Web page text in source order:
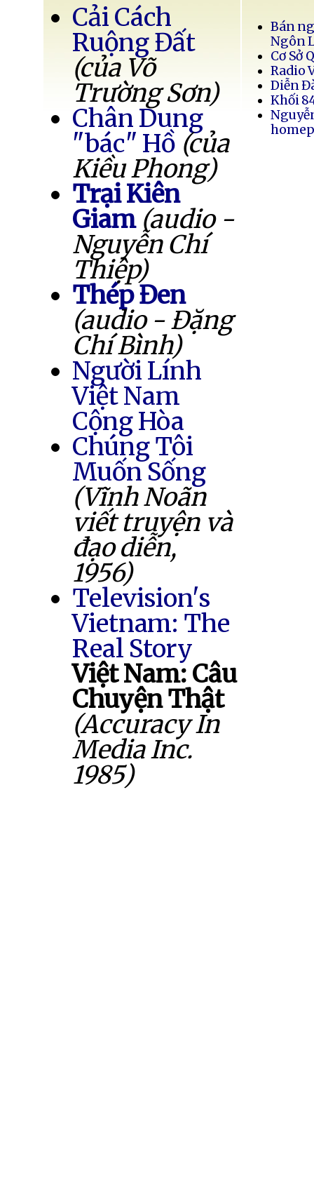
Cải Cách
Ruộng Đất
(của Võ
Trường Sơn)
Chân Dung
"bác" Hồ (của
Kiều Phong)
Trại Kiên
Giam (audio -
Nguyễn Chí
Thiệp)
Thép Đen
(audio - Đặng
Chí Bình)
Người Lính
Việt Nam
Cộng Hòa
Chúng Tôi
Muốn Sống
(Vĩnh Noãn
viết truyện và
đạo diễn,
1956)
Television's
Vietnam: The
Real Story
Việt Nam: Câu
Chuyện Thật
(Accuracy In
Media Inc.
1985)
Bán
Ngôn
Cơ Sở
Radio
Diễn
Khối